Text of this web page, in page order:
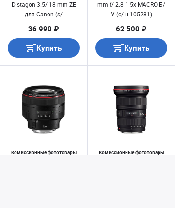
Distagon 3.5/ 18 mm ZE
для Canon (s/
комплект Б/ У
36 990 ₽
Купить
mm f/ 2.8 1-5x MACRO Б/
У (с/ н 105281)
62 500 ₽
Купить
Комиссионные фототовары
Комиссионные фототовары